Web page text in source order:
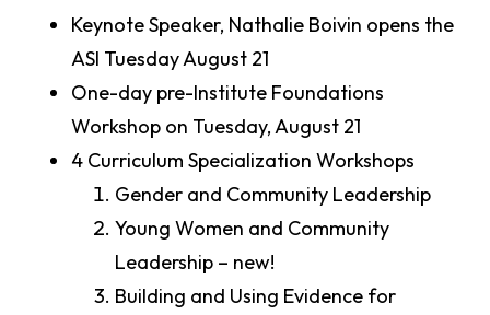
Keynote Speaker, Nathalie Boivin opens the
ASI Tuesday August 21
One-day pre-Institute Foundations
Workshop on Tuesday, August 21
4 Curriculum Specialization Workshops
Gender and Community Leadership
Young Women and Community
Leadership – new!
Building and Using Evidence for